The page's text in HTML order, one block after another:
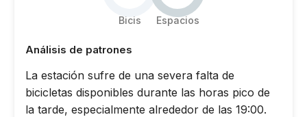
Bicis Espacios
Análisis de patrones
La estación sufre de una severa falta de
bicicletas disponibles durante las horas pico de
la tarde, especialmente alrededor de las 19:00.